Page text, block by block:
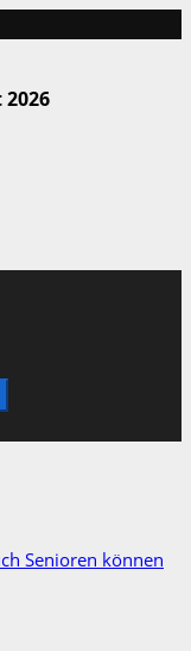
Senioren können